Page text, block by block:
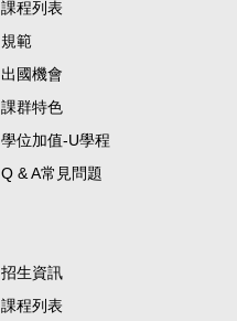
課程列表
規範
出國機會
課群特色
學位加值-U學程
Q & A常見問題
招生資訊
課程列表